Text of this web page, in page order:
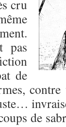
cru
pas
de
de